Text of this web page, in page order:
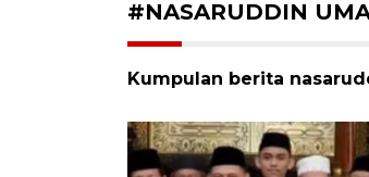
#NASARUDDIN
Kumpulan berita